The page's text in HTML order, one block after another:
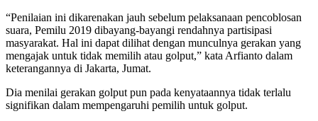
“Penilaian ini dikarenakan jauh sebelum pelaksanaan pencoblosan
suara, Pemilu 2019 dibayang-bayangi rendahnya partisipasi
masyarakat. Hal ini dapat dilihat dengan munculnya gerakan yang
mengajak untuk tidak memilih atau golput,” kata Arfianto dalam
keterangannya di Jakarta, Jumat.
Dia menilai gerakan golput pun pada kenyataannya tidak terlalu
signifikan dalam mempengaruhi pemilih untuk golput.